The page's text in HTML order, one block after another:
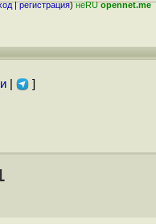
|регистрация)неRUopennet.me
| ]